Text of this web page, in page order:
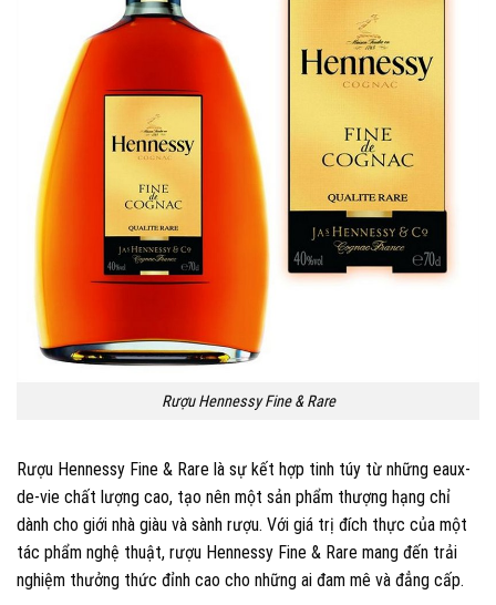
Rượu Hennessy Fine & Rare
Rượu Hennessy Fine & Rare là sự kết hợp tinh túy từ những eaux-
de-vie chất lượng cao, tạo nên một sản phẩm thượng hạng chỉ
dành cho giới nhà giàu và sành rượu. Với giá trị đích thực của một
tác phẩm nghệ thuật, rượu Hennessy Fine & Rare mang đến trải
nghiệm thưởng thức đỉnh cao cho những ai đam mê và đẳng cấp.